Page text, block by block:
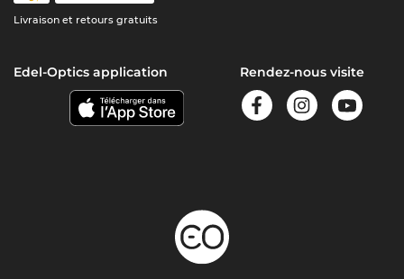
Livraison et retours gratuits
Edel-Optics application Rendez-nous visite